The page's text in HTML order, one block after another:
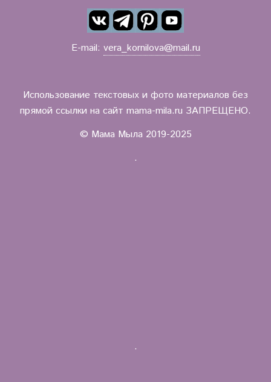
E-mail: vera_kornilova@mail.ru
Использование текстовых и фото материалов без
прямой ссылки на сайт mama-mila.ru ЗАПРЕЩЕНО.
© Мама Мыла 2019-2025
.
.